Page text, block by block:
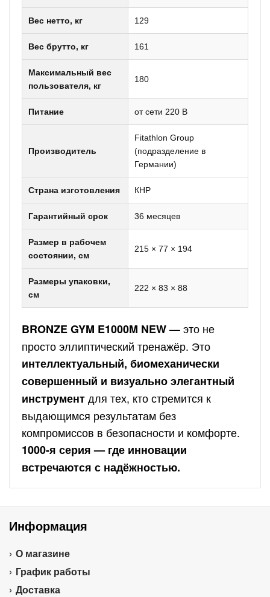
Вес нетто, кг 129
Вес брутто, кг 161
Максимальный вес
пользователя, кг
180
Питание от сети 220 В
Производитель
Fitathlon Group
(подразделение в
Германии)
Страна изготовления КНР
Гарантийный срок 36 месяцев
Размер в рабочем
состоянии, см
215 × 77 × 194
Размеры упаковки,
см
222 × 83 × 88
BRONZE GYM E1000M NEW— это не
просто эллиптический тренажёр. Это
интеллектуальный, биомеханически
совершенный и визуально элегантный
инструментдля тех, кто стремится к
выдающимся результатам без
компромиссов в безопасности и комфорте.
1000-я серия — где инновации
встречаются с надёжностью.
Информация
О магазине
График работы
Доставка